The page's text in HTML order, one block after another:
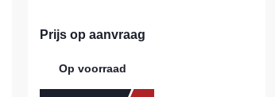
Prijs op aanvraag
Op voorraad